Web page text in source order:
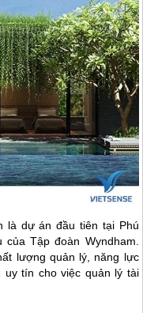
là dự án đầu tiên tại Phú
Tập đoàn Wyndham.
lượng quản lý, năng lực
uy tín cho việc quản lý tài